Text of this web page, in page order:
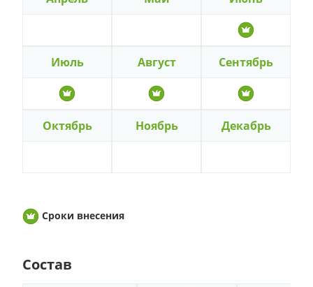
Июль Август Сентябрь
Октябрь Ноябрь Декабрь
Сроки внесения
Состав